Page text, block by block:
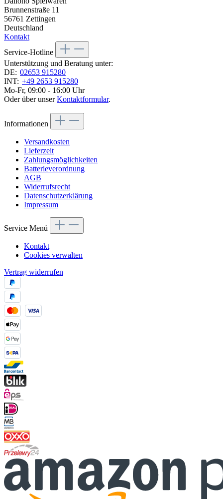
Brunnenstraße 11
56761 Zettingen
Deutschland
Kontakt
Service-Hotline
Unterstützung und Beratung unter:
DE: 02653 915280
INT: +49 2653 915280
Mo-Fr, 09:00 - 16:00 Uhr
Oder über unserKontaktformular.
Informationen
Versandkosten
Lieferzeit
Zahlungsmöglichkeiten
Batterieverordnung
AGB
Widerrufsrecht
Datenschutzerklärung
Impressum
Service Menü
Kontakt
Cookies verwalten
Vertrag widerrufen